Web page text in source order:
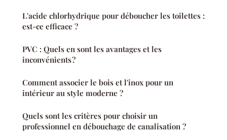
L'acide chlorhydrique pour déboucher les toilettes :
est-ce efficace ?
PVC : Quels en sont les avantages et les
inconvénients ?
Comment associer le bois et l'inox pour un
intérieur au style moderne ?
Quels sont les critères pour choisir un
professionnel en débouchage de canalisation ?